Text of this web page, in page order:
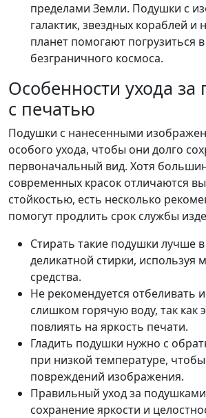
пределами Земли. Подушки с
галактик, звездных кораблей и
планет помогают погрузиться
безграничного космоса.
Особенности ухода
с печатью
Подушки с нанесенными
особого ухода, чтобы они долго
первоначальный вид. Хотя
современных красок отличаются
стойкостью, есть несколько
помогут продлить срок службы
Стирать такие подушки лучше
деликатной стирки,
средства.
Не рекомендуется отбеливать
слишком горячую воду, так как
повлиять на яркость печати.
Гладить подушки нужно с
при низкой температуре,
повреждений изображения.
Правильный уход за
сохранение яркости и